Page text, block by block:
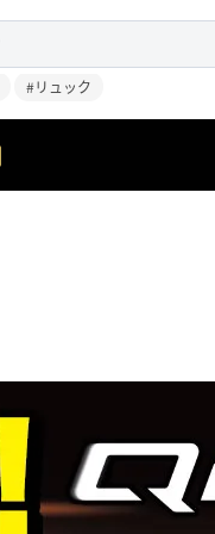
#リュック